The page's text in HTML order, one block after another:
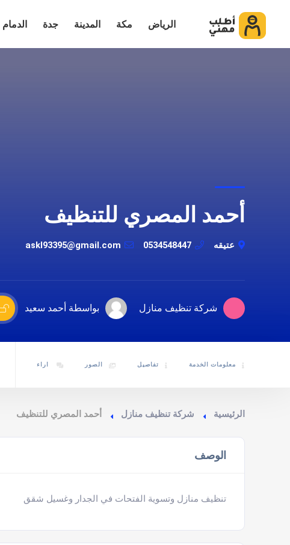
الرياض مكة المدينة جدة الدمام
أحمد المصري للتنظيف
عتيقه 0534548447
askl93395@gmail.com
شركة تنظيف منازل بواسطة أحمد سعيد
معلومات الخدمة تفاصيل الصور اراء
الرئيسية شركة تنظيف منازل أحمد المصري للتنظيف
الوصف
تنظيف منازل وتسوية الفتحات في الجدار وغسيل شقق